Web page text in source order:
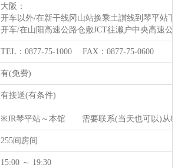
大阪：
开车以外/在新干线冈山站换乘土讃线到琴平站
开车/在山阳高速公路仓敷JCT往濑户中央高速
TEL：0877-75-1000 FAX：0877-75-0600
有(免费)
有接送(有条件)
※JR琴平站～本馆 需要联系(当天也可以)从
255间房间
15:00 ～ 19:30